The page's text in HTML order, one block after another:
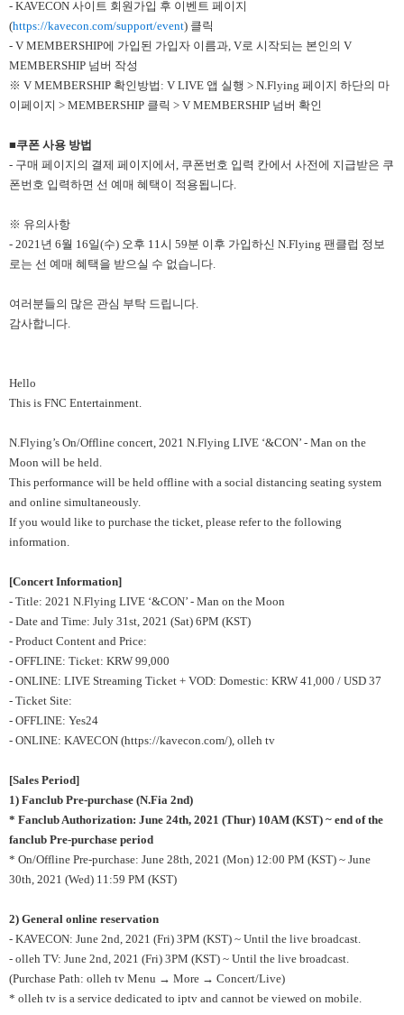
- KAVECON 사이트 회원가입 후 이벤트 페이지
(https://kavecon.com/support/event) 클릭
- V MEMBERSHIP에 가입된 가입자 이름과, V로 시작되는 본인의 V
MEMBERSHIP 넘버 작성
※ V MEMBERSHIP 확인방법: V LIVE 앱 실행 > N.Flying 페이지 하단의 마
이페이지 > MEMBERSHIP 클릭 > V MEMBERSHIP 넘버 확인
■쿠폰 사용 방법
- 구매 페이지의 결제 페이지에서, 쿠폰번호 입력 칸에서 사전에 지급받은 쿠
폰번호 입력하면 선 예매 혜택이 적용됩니다.
※ 유의사항
- 2021년 6월 16일(수) 오후 11시 59분 이후 가입하신 N.Flying 팬클럽 정보
로는 선 예매 혜택을 받으실 수 없습니다.
여러분들의 많은 관심 부탁 드립니다.
감사합니다.
Hello
This is FNC Entertainment.
N.Flying’s On/Offline concert, 2021 N.Flying LIVE ‘&CON’ - Man on the
Moon will be held.
This performance will be held offline with a social distancing seating system
and online simultaneously.
If you would like to purchase the ticket, please refer to the following
information.
[Concert Information]
- Title: 2021 N.Flying LIVE ‘&CON’ - Man on the Moon
- Date and Time: July 31st, 2021 (Sat) 6PM (KST)
- Product Content and Price:
- OFFLINE: Ticket: KRW 99,000
- ONLINE: LIVE Streaming Ticket + VOD: Domestic: KRW 41,000 / USD 37
- Ticket Site:
- OFFLINE: Yes24
- ONLINE: KAVECON (https://kavecon.com/), olleh tv
[Sales Period]
1) Fanclub Pre-purchase (N.Fia 2nd)
* Fanclub Authorization: June 24th, 2021 (Thur) 10AM (KST) ~ end of the
fanclub Pre-purchase period
* On/Offline Pre-purchase: June 28th, 2021 (Mon) 12:00 PM (KST) ~ June
30th, 2021 (Wed) 11:59 PM (KST)
2) General online reservation
- KAVECON: June 2nd, 2021 (Fri) 3PM (KST) ~ Until the live broadcast.
- olleh TV: June 2nd, 2021 (Fri) 3PM (KST) ~ Until the live broadcast.
(Purchase Path: olleh tv Menu → More → Concert/Live)
* olleh tv is a service dedicated to iptv and cannot be viewed on mobile.